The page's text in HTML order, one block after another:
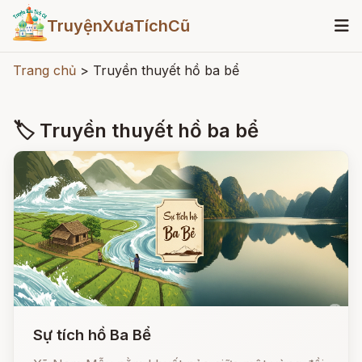
TruyệnXưaTíchCũ
Trang chủ > Truyền thuyết hồ ba bể
🏷 Truyền thuyết hồ ba bể
Sự tích hồ Ba Bể